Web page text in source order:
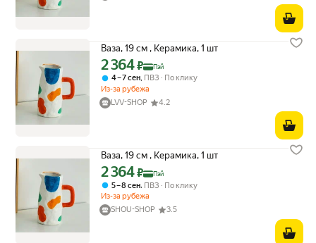
Ваза, 19 см , Керамика, 1 шт
Цена с картой Яндекс Пэй 2364 ₽ вместо
2 364₽ Пэй
4 – 7 сен ПВЗ
По клику
Из-за рубежа
LVV-SHOP
4.2
Ваза, 19 см , Керамика, 1 шт
Цена с картой Яндекс Пэй 2364 ₽ вместо
2 364₽ Пэй
5 – 8 сен, ПВЗ
По клику
Из-за рубежа
SHOU-SHOP
3.5